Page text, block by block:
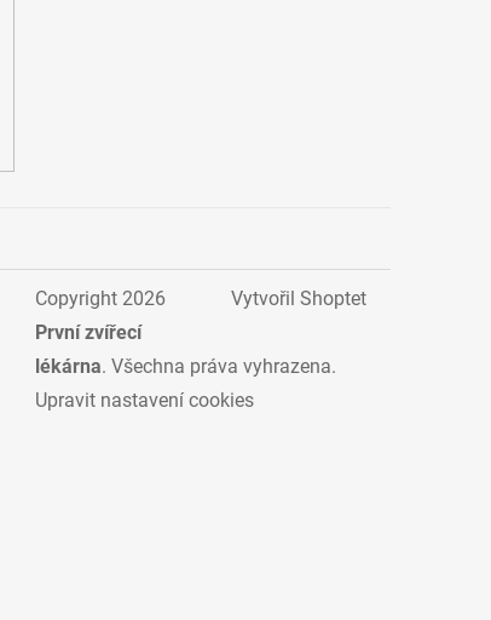
Vytvořil Shoptet
Copyright 2026
První zvířecí
lékárna. Všechna práva vyhrazena.
Upravit nastavení cookies